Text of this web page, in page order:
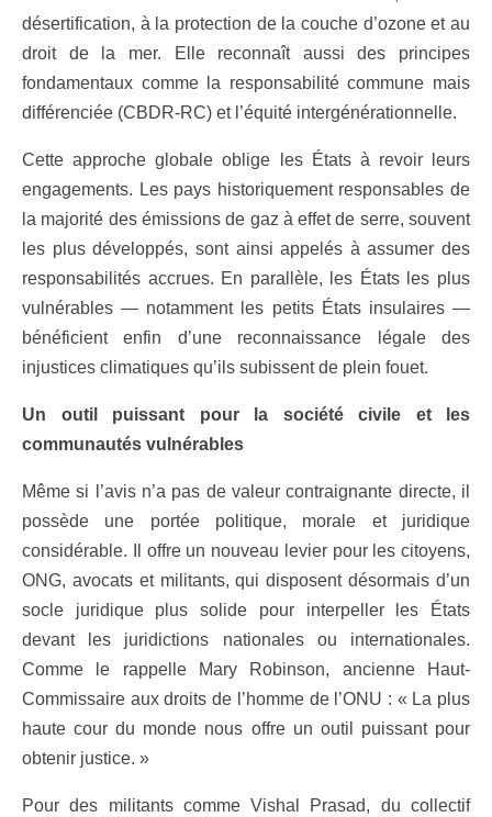
désertification, à la protection de la couche d’ozone et au
droit de la mer. Elle reconnaît aussi des principes
fondamentaux comme la responsabilité commune mais
différenciée (CBDR-RC) et l’équité intergénérationnelle.
Cette approche globale oblige les États à revoir leurs
engagements. Les pays historiquement responsables de
la majorité des émissions de gaz à effet de serre, souvent
les plus développés, sont ainsi appelés à assumer des
responsabilités accrues. En parallèle, les États les plus
vulnérables — notamment les petits États insulaires —
bénéficient enfin d’une reconnaissance légale des
injustices climatiques qu’ils subissent de plein fouet.
Un outil puissant pour la société civile et les
communautés vulnérables
Même si l’avis n’a pas de valeur contraignante directe, il
possède une portée politique, morale et juridique
considérable. Il offre un nouveau levier pour les citoyens,
ONG, avocats et militants, qui disposent désormais d’un
socle juridique plus solide pour interpeller les États
devant les juridictions nationales ou internationales.
Comme le rappelle Mary Robinson, ancienne Haut-
Commissaire aux droits de l’homme de l’ONU : « La plus
haute cour du monde nous offre un outil puissant pour
obtenir justice. »
Pour des militants comme Vishal Prasad, du collectif